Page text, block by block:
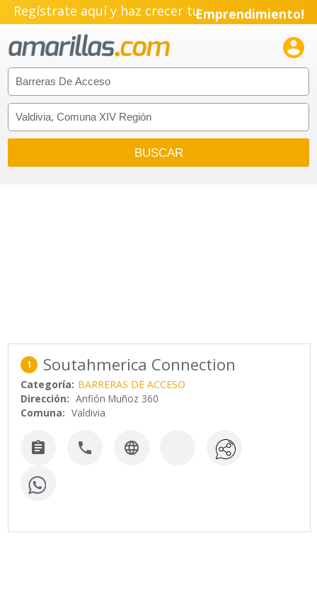
Regístrate aquí y haz crecer tuEmprendimiento!

1 Soutahmerica Connection
Categoría: BARRERAS DE ACCESO
Dirección: Anfión Muñoz 360
Comuna: Valdivia
  